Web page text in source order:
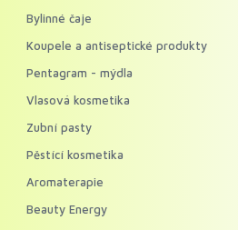
Bylinné čaje
Koupele a antiseptické produkty
Pentagram - mýdla
Vlasová kosmetika
Zubní pasty
Pěstící kosmetika
Aromaterapie
Beauty Energy